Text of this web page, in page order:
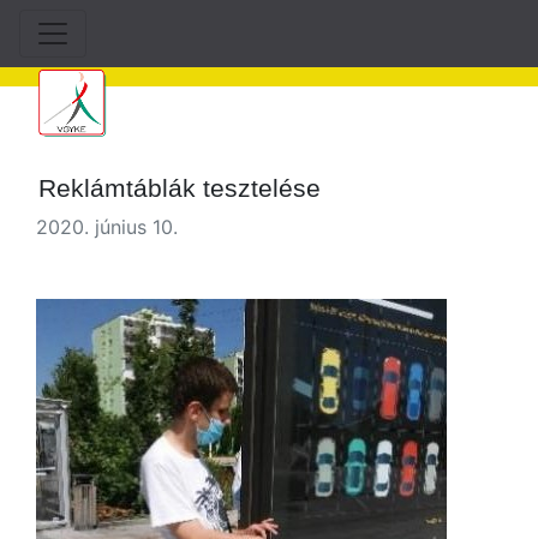
Reklámtáblák tesztelése
2020. június 10.